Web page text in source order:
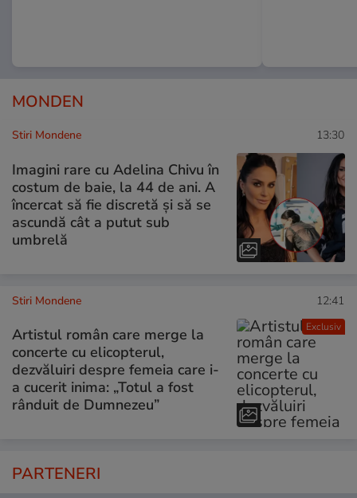
MONDEN
Stiri Mondene 13:30
Imagini rare cu Adelina Chivu în
costum de baie, la 44 de ani. A
încercat să fie discretă și să se
ascundă cât a putut sub
umbrelă
Exclusiv
Stiri Mondene 12:41
Artistul român care merge la
concerte cu elicopterul,
dezvăluiri despre femeia care i-
a cucerit inima: „Totul a fost
rânduit de Dumnezeu”
PARTENERI